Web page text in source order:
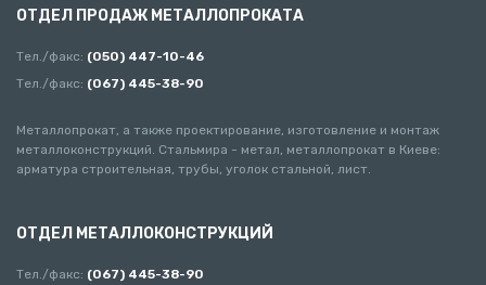
ОТДЕЛ ПРОДАЖ МЕТАЛЛОПРОКАТА
Тел./факс: (050) 447-10-46
Тел./факс: (067) 445-38-90
Металлопрокат, а также проектирование, изготовление и монтаж
металлоконструкций. Стальмира - метал, металлопрокат в Киеве:
арматура строительная, трубы, уголок стальной, лист.
ОТДЕЛ МЕТАЛЛОКОНСТРУКЦИЙ
Тел./факс: (067) 445-38-90